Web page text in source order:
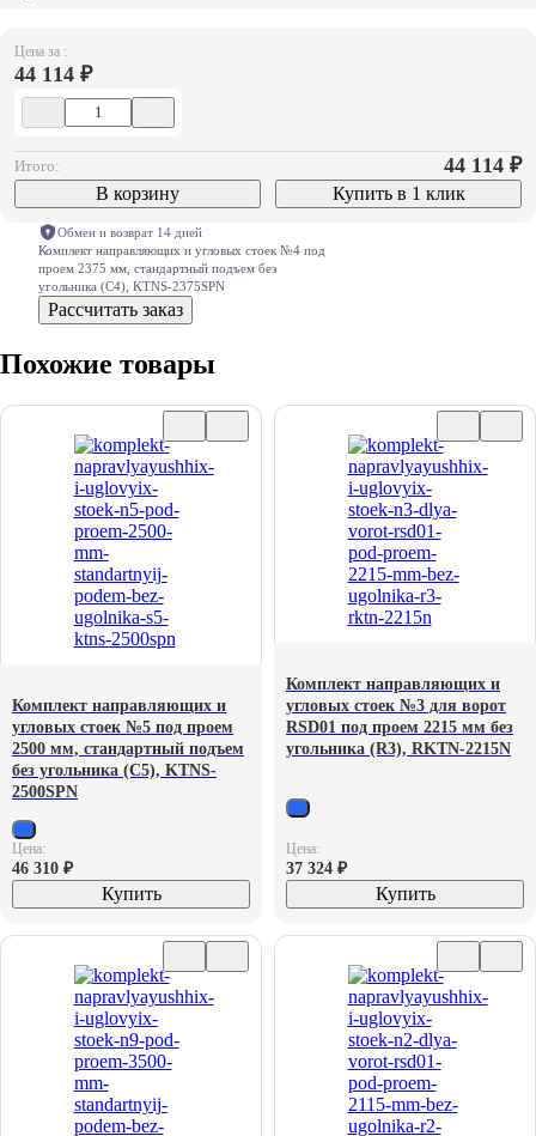
Цена за :
44 114 ₽
Итого: 44 114 ₽
В корзину Купить в 1 клик
Обмен и возврат 14 дней
Комплект направляющих и угловых стоек №4 под
проем 2375 мм, стандартный подъем без
угольника (С4), KTNS-2375SPN
Рассчитать заказ
Похожие товары
Комплект направляющих и
угловых стоек №5 под проем
2500 мм, стандартный подъем
без угольника (С5), KTNS-
2500SPN
Цена:
46 310 ₽
Купить
Комплект направляющих и
угловых стоек №3 для ворот
RSD01 под проем 2215 мм без
угольника (R3), RKTN-2215N
Цена:
37 324 ₽
Купить